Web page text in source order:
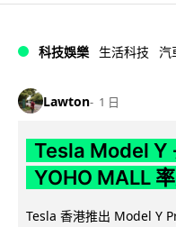
科技娛樂 生活科技 汽
Lawton 1 日
Tesla Model Y
YOHO MALL
Tesla 香港推出 Model Y